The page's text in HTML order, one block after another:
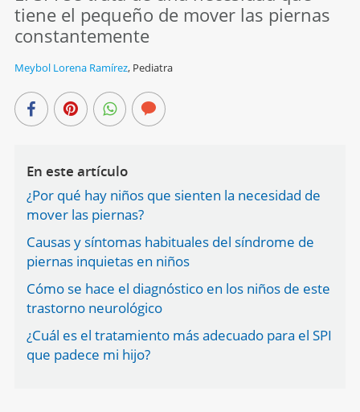
tiene el pequeño de mover las piernas
constantemente
Meybol Lorena Ramírez, Pediatra
En este artículo
¿Por qué hay niños que sienten la necesidad de
mover las piernas?
Causas y síntomas habituales del síndrome de
piernas inquietas en niños
Cómo se hace el diagnóstico en los niños de este
trastorno neurológico
¿Cuál es el tratamiento más adecuado para el SPI
que padece mi hijo?